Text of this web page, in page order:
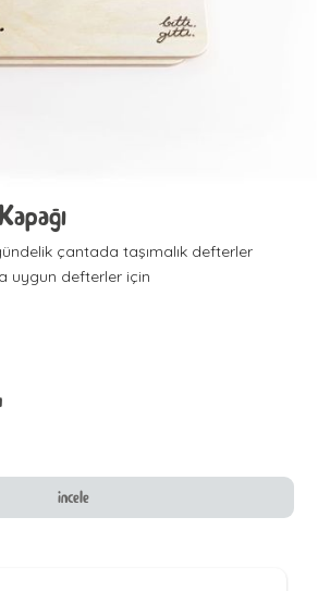
çantada taşımalık defterler
uygun defterler için
incele